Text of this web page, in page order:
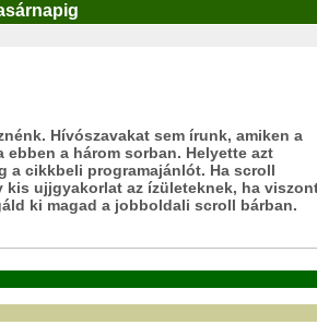
Hívószavakat sem írunk, amiken a
a három sorban. Helyette azt
a cikkbeli programajánlót. Ha scroll
kis ujjgyakorlat az ízületeknek, ha
ki magad a jobboldali scroll bárban.